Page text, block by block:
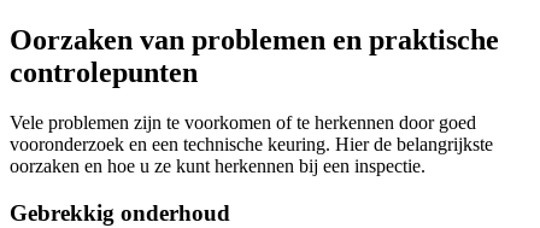
Oorzaken van problemen en praktische
controlepunten
Vele problemen zijn te voorkomen of te herkennen door goed
vooronderzoek en een technische keuring. Hier de belangrijkste
oorzaken en hoe u ze kunt herkennen bij een inspectie.
Gebrekkig onderhoud